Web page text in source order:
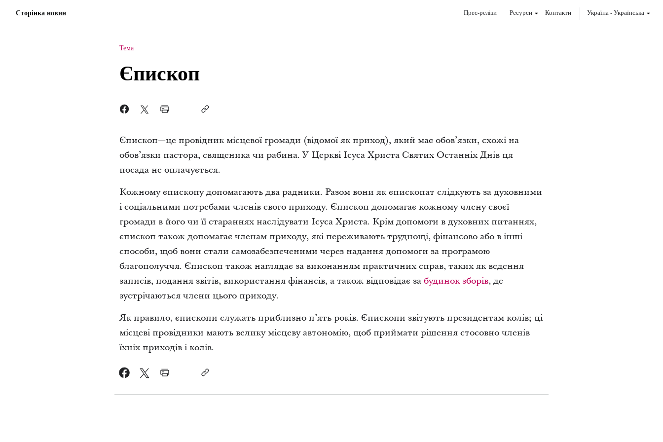
Сторінка новин Прес-релізи Ресурси Контакти Україна-Українська
Тема
Єпископ
Єпископ—це провідник місцевої громади (відомої як приход), який має обов’язки, схожі на
обов’язки пастора, священика чи рабина. У Церкві Ісуса Христа Святих Останніх Днів ця
посада не оплачується.
Кожному єпископу допомагають два радники. Разом вони як єпископат слідкують за духовними
і соціальними потребами членів свого приходу. Єпископ допомагає кожному члену своєї
громади в його чи її стараннях наслідувати Ісуса Христа. Крім допомоги в духовних питаннях,
єпископ також допомагає членам приходу, які переживають труднощі, фінансово або в інші
способи, щоб вони стали самозабезпеченими через надання допомоги за програмою
благополуччя. Єпископ також наглядає за виконанням практичних справ, таких як ведення
записів, подання звітів, використання фінансів, а також відповідає за будинок зборів, де
зустрічаються члени цього приходу.
Як правило, єпископи служать приблизно п’ять років. Єпископи звітують президентам колів; ці
місцеві провідники мають велику місцеву автономію, щоб приймати рішення стосовно членів
їхніх приходів і колів.